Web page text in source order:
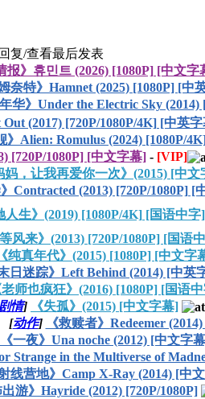
回复/查看最后发表
报》휴민트 (2026) [1080P] [中文字
姆奈特》Hamnet (2025) [1080P] [中
华》Under the Electric Sky (2014)
Out (2017) [720P/1080P/4K] [中英
》Alien: Romulus (2024) [1080P/
[720P/1080P] [中文字幕] - [VIP]
妈，让我再爱你一次》(2015) [中文
》Contracted (2013) [720P/1080P] [
人生》(2019) [1080P/4K] [国语中字]
等风来》(2013) [720P/1080P] [国语
《纯真年代》(2015) [1080P] [中文字
末日迷踪》Left Behind (2014) [中英
老师也疯狂》(2016) [1080P] [国语
情] 《失孤》(2015) [中文字幕]
[动作] 《救赎者》Redeemer
《一夜》Una noche (2012) [中文字
Strange in the Multiverse of
线营地》Camp X-Ray (2014) [中
出游》Hayride (2012) [720P/1080P]